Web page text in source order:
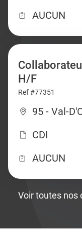
AUCUN
H/F
Ref #77351
95 - Val-
CDI
AUCUN
Voir toutes nos